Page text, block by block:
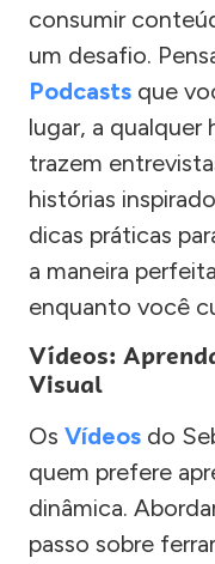
consumir
um desafio.
Podcasts que
lugar, a qualquer
trazem
histórias
dicas práticas
a maneira
enquanto você
Vídeos:
Visual
Os Vídeos do
quem prefere
dinâmica.
passo sobre